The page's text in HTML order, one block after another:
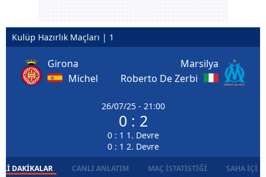
Kulüp Hazırlık Maçları | 1
Girona
Michel
26/07/25 - 21:00
0 : 2
0 : 1 1. Devre
0 : 1 2. Devre
Marsilya
Roberto De Zerbi
DAKIKALAR CANLI ANLATIM MAÇ İSTATISTIĞI SAHA İÇI